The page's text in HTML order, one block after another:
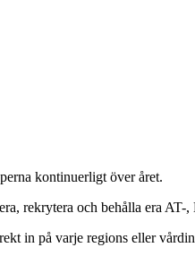
kontinuerligt över året.
rekrytera och behålla era AT-
in på varje regions eller